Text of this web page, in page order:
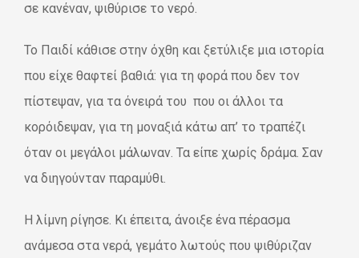
σε κανέναν, ψιθύρισε το νερό.
Το Παιδί κάθισε στην όχθη και ξετύλιξε μια ιστορία
που είχε θαφτεί βαθιά: για τη φορά που δεν τον
πίστεψαν, για τα όνειρά του που οι άλλοι τα
κορόιδεψαν, για τη μοναξιά κάτω απ’ το τραπέζι
όταν οι μεγάλοι μάλωναν. Τα είπε χωρίς δράμα. Σαν
να διηγούνταν παραμύθι.
Η λίμνη ρίγησε. Κι έπειτα, άνοιξε ένα πέρασμα
ανάμεσα στα νερά, γεμάτο λωτούς που ψιθύριζαν